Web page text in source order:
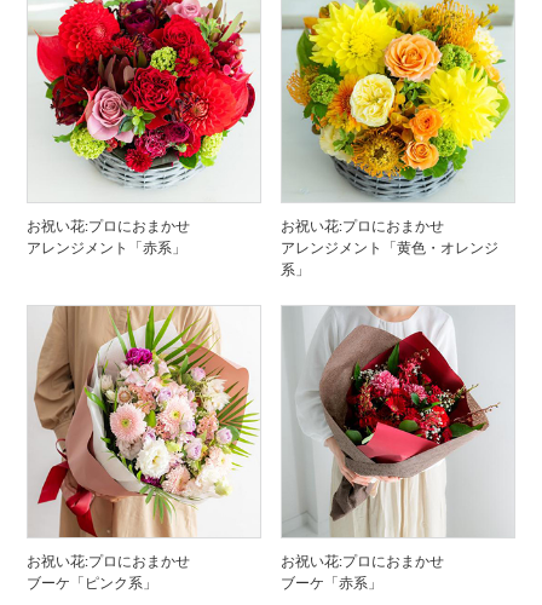
お祝い花:プロにおまかせ
アレンジメント「赤系」
お祝い花:プロにおまかせ
アレンジメント「黄色・オレンジ
系」
お祝い花:プロにおまかせ
ブーケ「ピンク系」
お祝い花:プロにおまかせ
ブーケ「赤系」